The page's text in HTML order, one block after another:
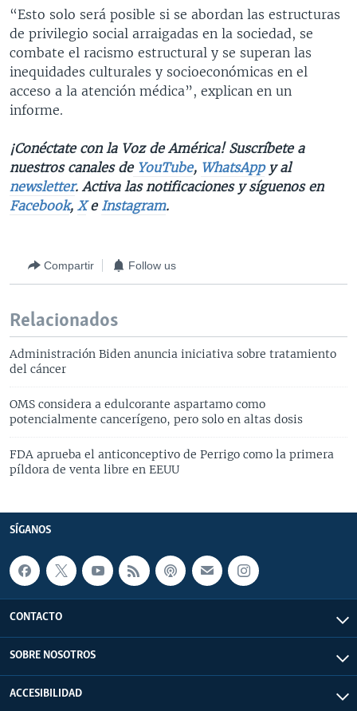
“Esto solo será posible si se abordan las estructuras
de privilegio social arraigadas en la sociedad, se
combate el racismo estructural y se superan las
inequidades culturales y socioeconómicas en el
acceso a la atención médica”, explican en un
informe.
¡Conéctate con la Voz de América! Suscríbete a
nuestros canales de YouTube, WhatsAppy al
newsletter. Activa las notificaciones y síguenos en
Facebook, Xe Instagram.
Compartir Follow us
Relacionados
Administración Biden anuncia iniciativa sobre tratamiento
del cáncer
OMS considera a edulcorante aspartamo como
potencialmente cancerígeno, pero solo en altas dosis
FDA aprueba el anticonceptivo de Perrigo como la primera
píldora de venta libre en EEUU
SÍGANOS
CONTACTO
SOBRE NOSOTROS
ACCESIBILIDAD